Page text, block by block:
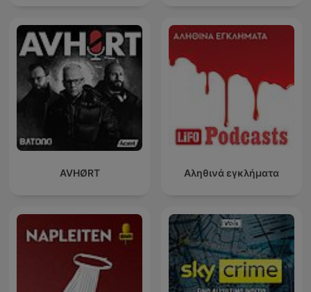
AVHØRT Αληθινά εγκλήματα